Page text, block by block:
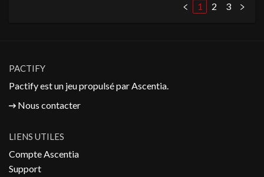
1 2 3
PACTIFY
Pactify est un jeu propulsé parAscentia.
Nous contacter
LIENS UTILES
Compte Ascentia
Support